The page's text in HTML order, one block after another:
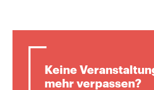
Keine
mehr verpassen?